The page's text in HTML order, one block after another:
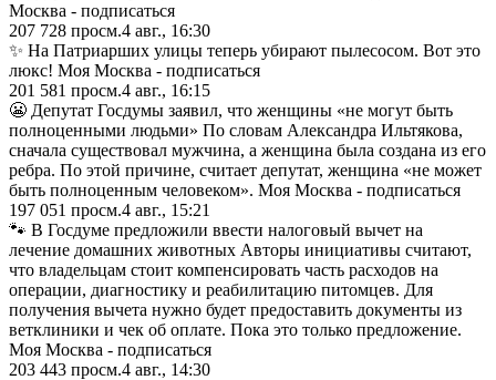
Москва - подписаться
207 728 просм.4 авг., 16:30
✨ На Патриарших улицы теперь убирают пылесосом. Вот это
люкс! Моя Москва - подписаться
201 581 просм.4 авг., 16:15
😬 Депутат Госдумы заявил, что женщины «не могут быть
полноценными людьми» По словам Александра Ильтякова,
сначала существовал мужчина, а женщина была создана из его
ребра. По этой причине, считает депутат, женщина «не может
быть полноценным человеком». Моя Москва - подписаться
197 051 просм.4 авг., 15:21
🐾 В Госдуме предложили ввести налоговый вычет на
лечение домашних животных Авторы инициативы считают,
что владельцам стоит компенсировать часть расходов на
операции, диагностику и реабилитацию питомцев. Для
получения вычета нужно будет предоставить документы из
ветклиники и чек об оплате. Пока это только предложение.
Моя Москва - подписаться
203 443 просм.4 авг., 14:30